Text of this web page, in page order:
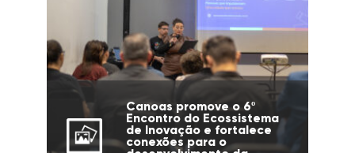
Canoas promove o 6º
Encontro do Ecossistema
de Inovação e fortalece
conexões para o